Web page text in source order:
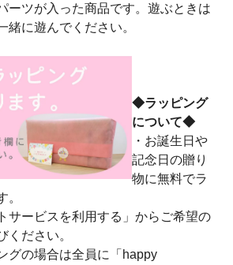
ーツが入った商品です。遊ぶときは
緒に遊んでください。
◆ラッピング
について◆
・お誕生日や
記念日の贈り
物に無料でラ
。
サービスを利用する」からご希望の
ください。
グの場合は全員に「happy